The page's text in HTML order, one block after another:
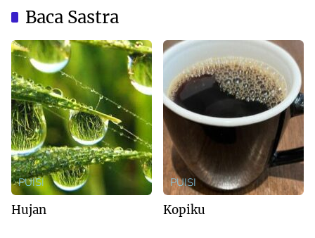
Baca Sastra
PUISI
Hujan
PUISI
Kopiku